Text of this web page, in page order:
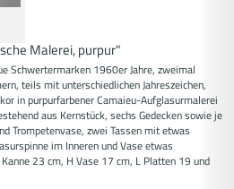
Malerei, purpur"
Schwertermarken 1960er Jahre, zweimal
teils mit unterschiedlichen Jahreszeichen,
in purpurfarbener Camaieu-Aufglasurmalerei
aus Kernstück, sechs Gedecken sowie je
Trompetenvase, zwei Tassen mit etwas
im Inneren und Vase etwas
23 cm, H Vase 17 cm, L Platten 19 und